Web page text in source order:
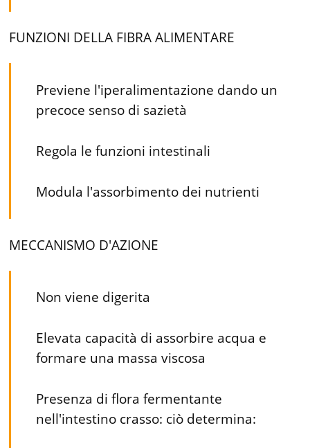
FUNZIONI DELLA FIBRA ALIMENTARE
Previene l'iperalimentazione dando un
precoce senso di sazietà
Regola le funzioni intestinali
Modula l'assorbimento dei nutrienti
MECCANISMO D'AZIONE
Non viene digerita
Elevata capacità di assorbire acqua e
formare una massa viscosa
Presenza di flora fermentante
nell'intestino crasso: ciò determina: